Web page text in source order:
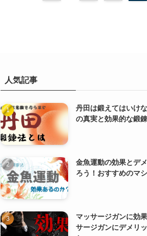
人気記事
丹田は鍛えてはいけ
の真実と効果的な鍛
金魚運動の効果とデ
ろう！おすすめのマ
マッサージガンに効
サージガンにデメリ